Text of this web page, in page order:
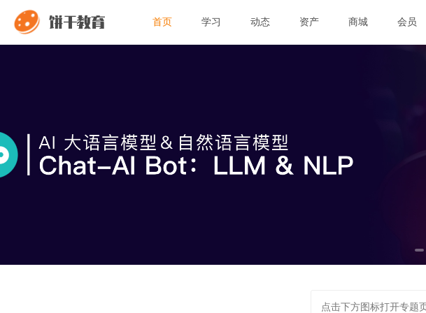
饼干教育 首页 学习 动态 资产 商城 会员